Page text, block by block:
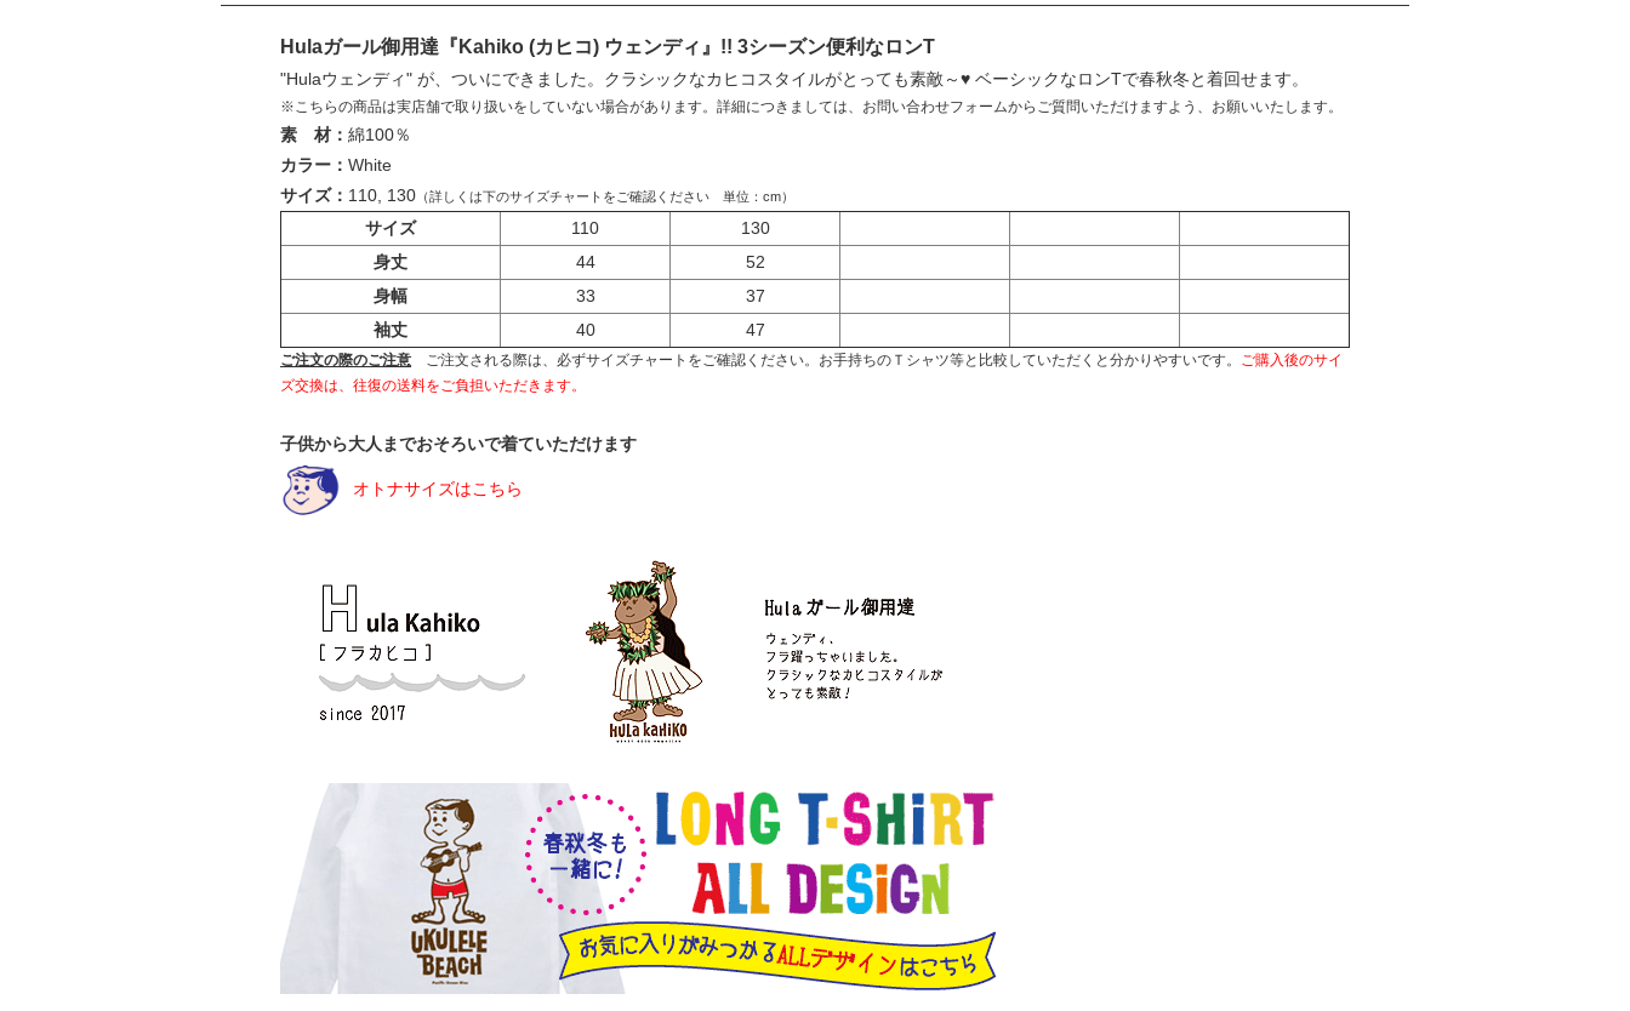
Hulaガール御用達『Kahiko (カヒコ) ウェンディ』!! 3シーズン便利なロンT
"Hulaウェンディ" が、ついにできました。クラシックなカヒコスタイルがとっても素敵～♥ ベーシックなロンTで春秋冬と着回せます。
※こちらの商品は実店舗で取り扱いをしていない場合があります。詳細につきましては、お問い合わせフォームからご質問いただけますよう、お願いいたします。
素 材： 綿100％
カラー： White
サイズ： 110, 130 （詳しくは下のサイズチャートをご確認ください 単位：cm）
サイズ 110
130
身丈
44
52
身幅
33
37
袖丈
40 47
ご注文の際のご注意 ご注文される際は、必ずサイズチャートをご確認ください。お手持ちのＴシャツ等と比較していただくと分かりやすいです。 ご購入後のサイ
ズ交換は、往復の送料をご負担いただきます。
子供から大人までおそろいで着ていただけます
オトナサイズはこちら